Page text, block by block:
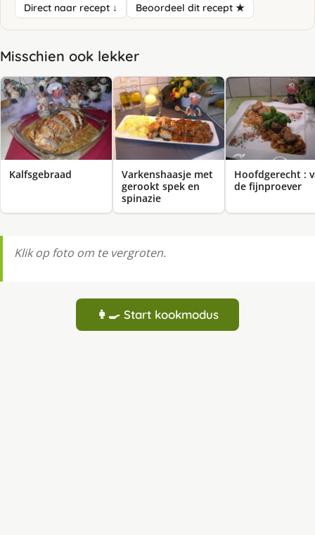
Direct naar recept ↓ Beoordeel dit recept ★
Misschien ook lekker
Kalfsgebraad
Varkenshaasje met
gerookt spek en
spinazie
Hoofdgerecht :
de fijnproever
Klik op foto om te vergroten.
👩‍🍳 Start kookmodus